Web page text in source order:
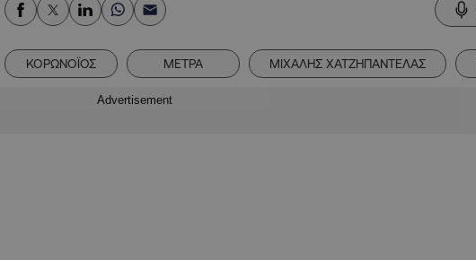
ΚΟΡΩΝΟΪΟΣ ΜΕΤΡΑ ΜΙΧΑΛΗΣ ΧΑΤΖΗΠΑΝΤΕΛΑΣ
Advertisement